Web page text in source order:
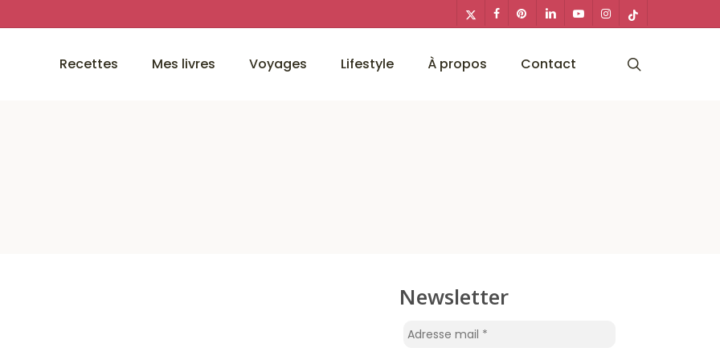
x-
twitter
facebookpinterestlinkedinyoutubeinstagram
tiktok
Recettes Mes livres Voyages Lifestyle À propos Contact
Newsletter